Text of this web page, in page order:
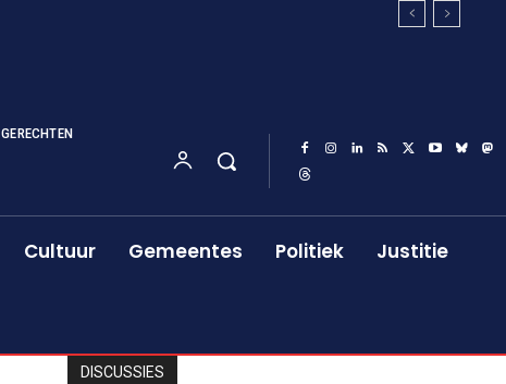
GERECHTEN
Cultuur Gemeentes Politiek Justitie
DISCUSSIES